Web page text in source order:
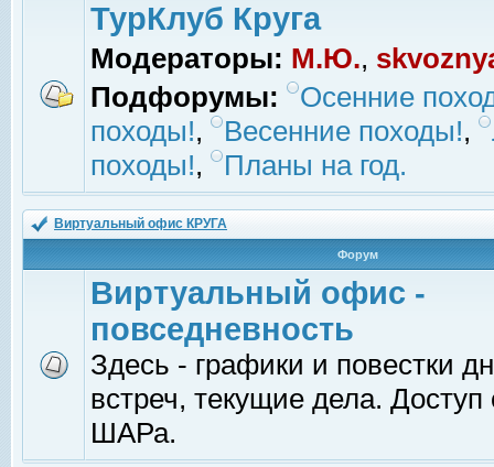
ТурКлуб Круга
Модераторы: М.Ю.,
Подфорумы:
Осенние
походы!, Весенние походы!,
походы!, Планы на год.
Виртуальный офис КРУГА
Форум
Виртуальный офис -
повседневность
Здесь - графики и повестки
встреч, текущие дела.
ШАРа.